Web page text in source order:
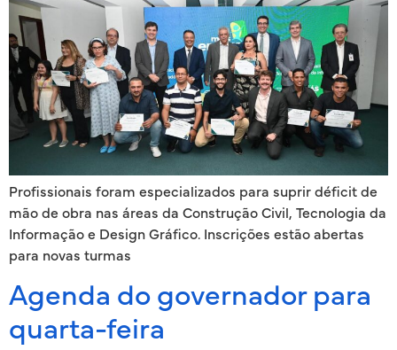
Profissionais foram especializados para suprir déficit de
mão de obra nas áreas da Construção Civil, Tecnologia da
Informação e Design Gráfico. Inscrições estão abertas
para novas turmas
Agenda do governador para
quarta-feira